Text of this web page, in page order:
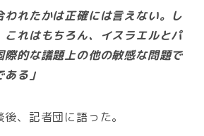
われたかは正確には言えない。し
これはもちろん、イスラエルとパ
際的な議題上の他の敏感な問題で
る」
、記者団に語った。